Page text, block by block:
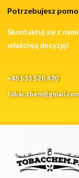
Potrzebujesz
Skontaktuj się z
właściwą decyzję!
+48 533 520 470
tobac.chem@gmail.com